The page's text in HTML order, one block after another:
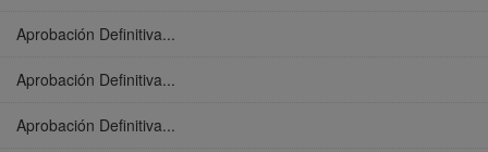
Aprobación Definitiva...
Aprobación Definitiva...
Aprobación Definitiva...